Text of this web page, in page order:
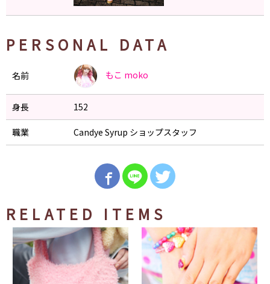
PERSONAL DATA
名前 もこ moko
身長 152
職業 Candye Syrup ショップスタッフ
RELATED ITEMS